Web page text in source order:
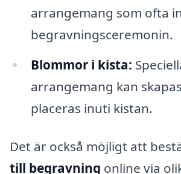
arrangemang som ofta
begravningsceremonin.
Blommor i kista:
arrangemang kan
placeras inuti kistan.
Det är också möjligt att
till begravning online via